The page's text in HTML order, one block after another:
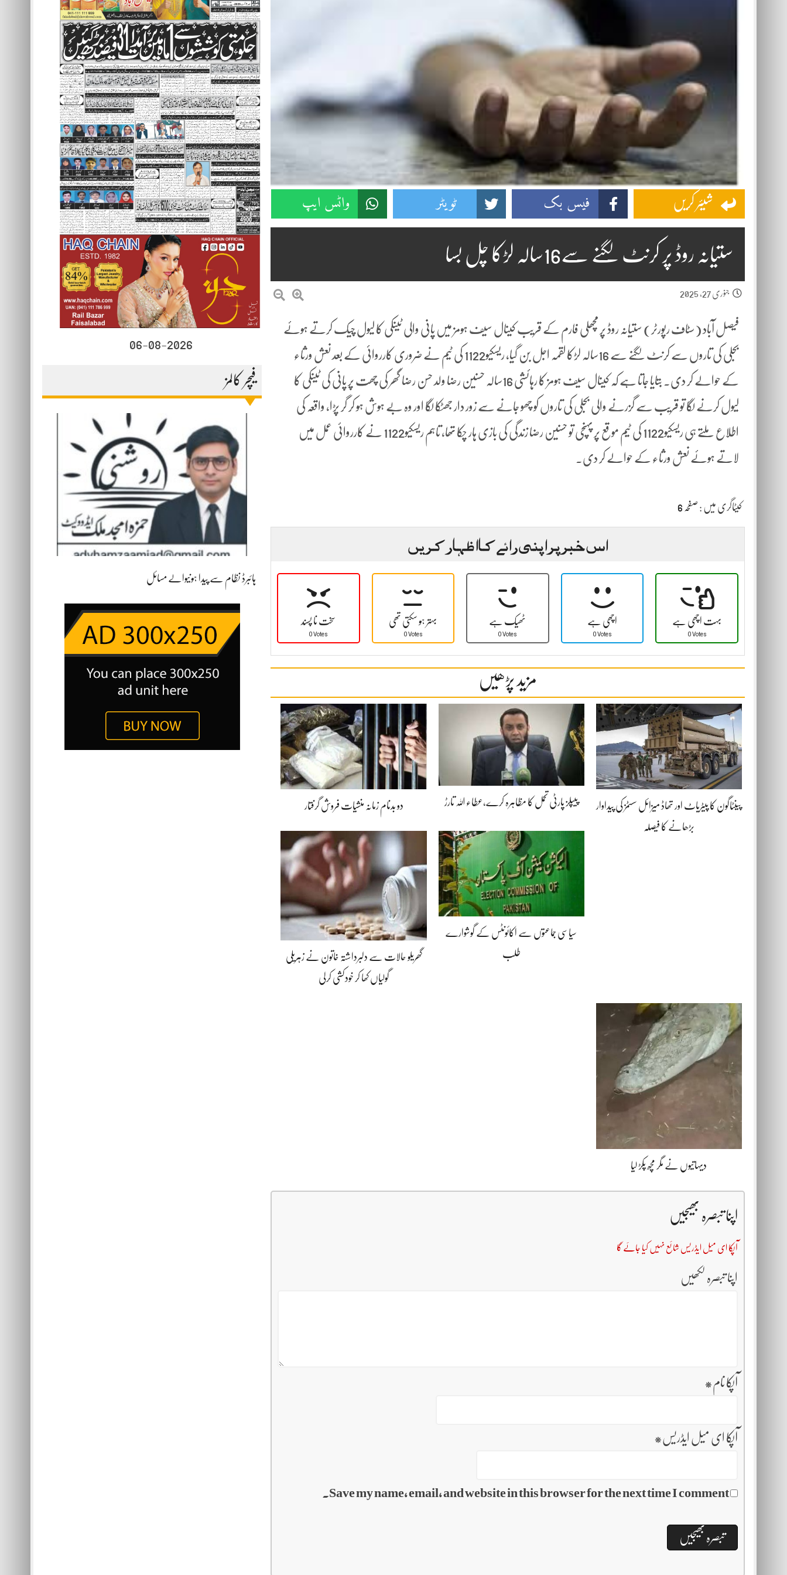
06-08-2026
فیچر کالمز
ہائبرڈ نظام سے پیدا ہونیوالے مسائل
شیئر کریں فیس بک ٹویٹر واٹس ایپ
ستیانہ روڈ پر کرنٹ لگنے سے16سالہ لڑکا چل بسا
جنوری 27, 2025
فیصل آباد (سٹاف رپورٹر) ستیانہ روڈ پر مچھلی فارم کے قریب کینال سیف ہومز میں پانی والی ٹینکی کا لیول چیک کرتے ہوئے
بجلی کی تاروں سے کرنٹ لگنے سے 16سالہ لڑکا لقمہ اجل بن گیا، ریسکیو1122 کی ٹیم نے ضروری کارروائی کے بعد نعش ورثاء
کے حوالے کر دی۔ بتایا جاتا ہے کہ کینال سیف ہومز کا رہائشی 16سالہ حسنین رضا ولد حسن رضا گھر کی چھت پر پانی کی ٹینکی کا
لیول کرنے لگا تو قریب سے گزرنے والی بجلی کی تاروں کو چھو جانے سے زور دار جھٹکا لگا اور وہ بے ہوش ہو کر گر پڑا، واقعہ کی
اطلاع ملتے ہی ریسکیو1122 کی ٹیم موقع پر پہنچی تو حسنین رضا زندگی کی بازی ہار چکا تھا، تاہم ریسکیو1122 نے کارروائی عمل میں
لاتے ہوئے نعش ورثاء کے حوالے کر دی۔
کیٹاگری میں : صفحہ 6
اس خبر پر اپنی رائے کا اظہار کریں
سخت نا پسند
0 Votes
بہتر ہو سکتی تھی
0 Votes
ٹھیک ہے
0 Votes
اچھی ہے
0 Votes
بہت اچھی ہے
0 Votes
مزید پڑھیں
پینٹاگون کا پیٹریاٹ اور تھاڈ میزائل سسٹمز کی پیداوار
بڑھانے کا فیصلہ
پیپلز پارٹی تحمل کا مظاہرہ کرے،عطاء اللہ تارڑ دو بدنام زمانہ منشیات فروش گرفتار
سیاسی جماعتوں سے اکائونٹس کے گوشوارے
طلب گھریلو حالات سے دلبرداشتہ خاتون نے زہریلی
گولیاں کھا کر خودکشی کرلی
دیہاتیوں نے مگر مچھ پکڑ لیا
اپنا تبصرہ بھیجیں
آپکا ای میل ایڈریس شائع نہیں کیا جائے گا
اپنا تبصرہ لکھیں
آپکا نام *
آپکا ای میل ایڈریس *
Save my name, email, and website in this browser for the next time I comment.